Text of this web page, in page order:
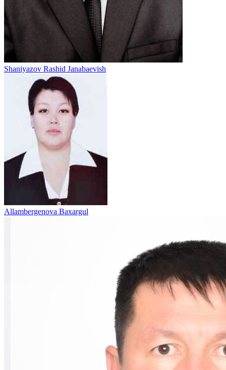
Shaniyazov Rashid Janabaevish
Allambergenova Baxargul